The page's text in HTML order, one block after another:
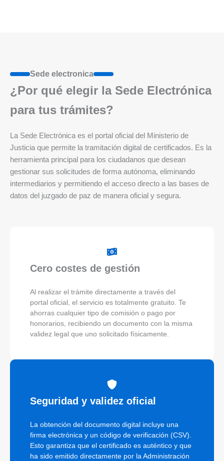
Sede electronica
¿Por qué elegir la Sede Electrónica
para tus trámites?
La Sede Electrónica es el portal oficial del Ministerio de
Justicia que permite la tramitación digital de certificados. Es la
herramienta principal para los ciudadanos que desean
gestionar sus solicitudes de forma autónoma, eliminando
intermediarios y permitiendo el acceso directo a las bases de
datos del juzgado de paz de manera oficial y segura.
Cero costes de gestión
Al realizar el trámite directamente a través del
portal oficial, el servicio es totalmente gratuito. Te
ahorras cualquier tipo de comisión o pago por
honorarios, recibiendo un documento con la misma
validez legal que uno solicitado físicamente.
Seguridad y validez oficial
La obtención del documento digital incluye una
firma electrónica y un código de verificación (CSV).
Esto garantiza que el certificado es auténtico y que
ha sido emitido directamente por la Administración